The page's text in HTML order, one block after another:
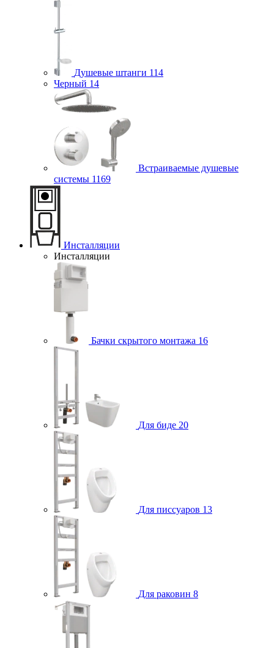
Душевые штанги 114
Черный 14
Встраиваемые душевые
системы 1169
Инсталляции
Инсталляции
Бачки скрытого монтажа 16
Для биде 20
Для писсуаров 13
Для раковин 8